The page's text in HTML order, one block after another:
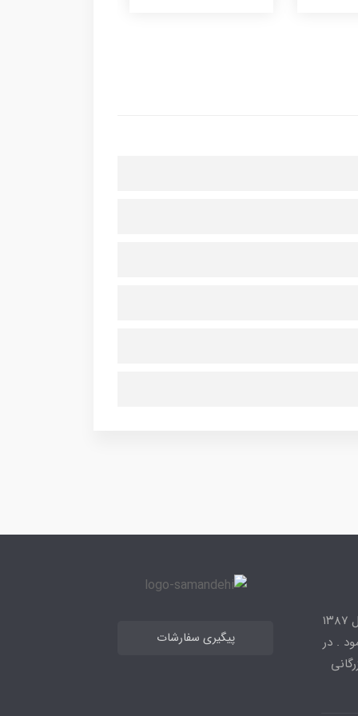
شرکت نوژان نیرو فعال در زمینه تجهیزات پستهای فشار قوی از سال ۱۳۸۷
. در
پیگیری سفارشات